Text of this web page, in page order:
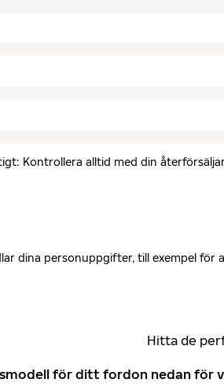
Kontrollera alltid med din
dina personuppgifter, till exempel
Hitta de
för ditt fordon nedan för